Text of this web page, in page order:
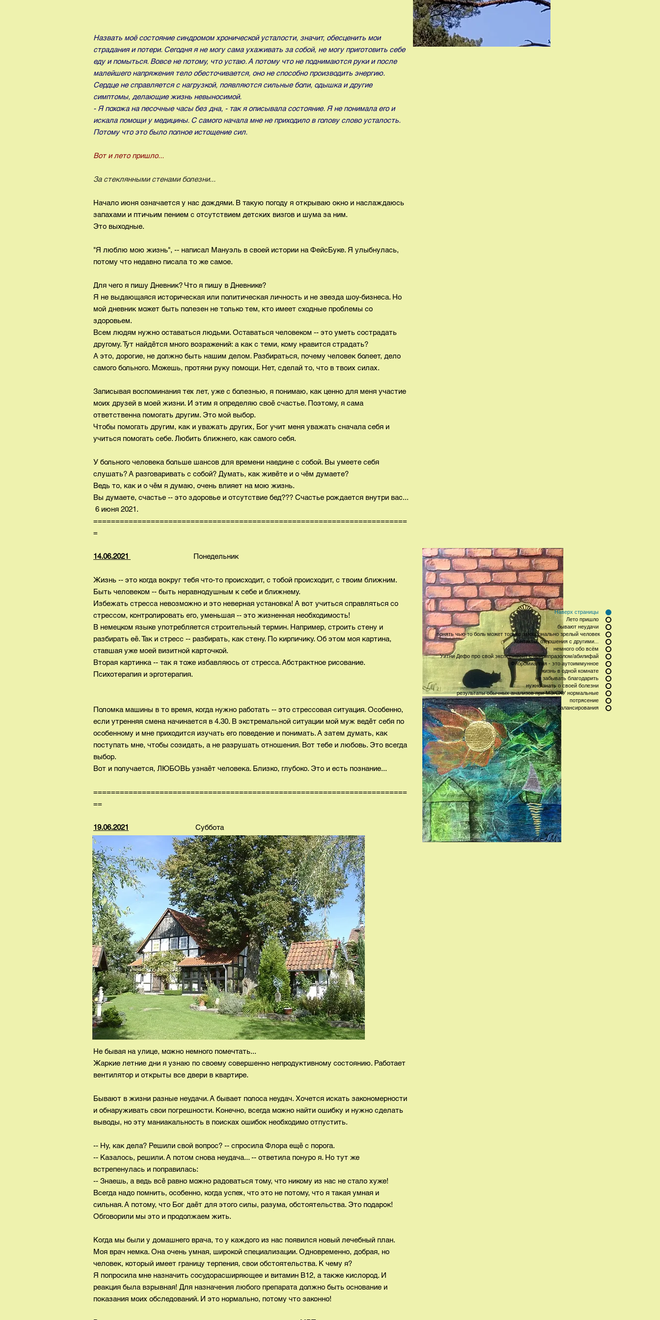
Наверх страницы
Лето пришло
бывают неудачи
понять чью-то боль может только эмоционально зрелый человек
Контакты, отношения с другими...
немного обо всём
Уитни Дефо про свой эксперимент с арипипразолом/абилифай
Фибромиалгия - это аутоиммунное
жизнь в одной комнате
не забывать благодарить
нужно знать о своей болезни
результаты обычных анализов при МЭ/СХУ нормальные
потрясение
жизнь балансирования
Назвать моё состояние синдромом хронической усталости, значит, обесценить мои
страдания и потери. Сегодня я не могу сама ухаживать за собой, не могу приготовить себе
еду и помыться. Вовсе не потому, что устаю. А потому что не поднимаются руки и после
малейшего напряжения тело обесточивается, оно не способно производить энергию.
Сердце не справляется с нагрузкой, появляются сильные боли, одышка и другие
симптомы, делающие жизнь невыносимой.
- Я похожа на песочные часы без дна, - так я описывала состояние. Я не понимала его и
искала помощи у медицины. С самого начала мне не приходило в голову слово усталость.
Потому что это было полное истощение сил.
Вот и лето пришло...
За стеклянными стенами болезни...
Начало июня означается у нас дождями. В такую погоду я открываю окно и наслаждаюсь
запахами и птичьим пением с отсутствием детских визгов и шума за ним.
Это выходные.
"Я люблю мою жизнь", -- написал Мануэль в своей истории на ФейсБуке. Я улыбнулась,
потому что недавно писала то же самое.
Для чего я пишу Дневник? Что я пишу в Дневнике?
Я не выдающаяся историческая или политическая личность и не звезда шоу-бизнеса. Но
мой дневник может быть полезен не только тем, кто имеет сходные проблемы со
здоровьем.
Всем людям нужно оставаться людьми. Оставаться человеком -- это уметь сострадать
другому. Тут найдётся много возражений: а как с теми, кому нравится страдать?
А это, дорогие, не должно быть нашим делом. Разбираться, почему человек болеет, дело
самого больного. Можешь, протяни руку помощи. Нет, сделай то, что в твоих силах.
Записывая воспоминания тех лет, уже с болезнью, я понимаю, как ценно для меня участие
моих друзей в моей жизни. И этим я определяю своё счастье. Поэтому, я сама
ответственна помогать другим. Это мой выбор.
Чтобы помогать другим, как и уважать других, Бог учит меня уважать сначала себя и
учиться помогать себе. Любить ближнего, как самого себя.
У больного человека больше шансов для времени наедине с собой. Вы умеете себя
слушать? А разговаривать с собой? Думать, как живёте и о чём думаете?
Ведь то, как и о чём я думаю, очень влияет на мою жизнь.
Вы думаете, счастье -- это здоровье и отсутствие бед??? Счастье рождается внутри вас...
6 июня 2021.
=======================================================================
=
14.06.2021 Понедельник
Жизнь -- это когда вокруг тебя что-то происходит, с тобой происходит, с твоим ближним.
Быть человеком -- быть неравнодушным к себе и ближнему.
Избежать стресса невозможно и это неверная установка! А вот учиться справляться со
стрессом, контролировать его, уменьшая -- это жизненная необходимость!
В немецком языке употребляется строительный термин. Например, строить стену и
разбирать её. Так и стресс -- разбирать, как стену. По кирпичику. Об этом моя картина,
ставшая уже моей визитной карточкой.
Вторая картинка -- так я тоже избавляюсь от стресса. Абстрактное рисование.
Психотерапия и эрготерапия.
Поломка машины в то время, когда нужно работать -- это стрессовая ситуация. Особенно,
если утренняя смена начинается в 4.30. В экстремальной ситуации мой муж ведёт себя по
особенному и мне приходится изучать его поведение и понимать. А затем думать, как
поступать мне, чтобы созидать, а не разрушать отношения. Вот тебе и любовь. Это всегда
выбор.
Вот и получается, ЛЮБОВЬ узнаёт человека. Близко, глубоко. Это и есть познание...
=======================================================================
==
19.06.2021 Суббота
Не бывая на улице, можно немного помечтать...
Жаркие летние дни я узнаю по своему совершенно непродуктивному состоянию. Работает
вентилятор и открыты все двери в квартире.
Бывают в жизни разные неудачи. А бывает полоса неудач. Хочется искать закономерности
и обнаруживать свои погрешности. Конечно, всегда можно найти ошибку и нужно сделать
выводы, но эту маниакальность в поисках ошибок необходимо отпустить.
-- Ну, как дела? Решили свой вопрос? -- спросила Флора ещё с порога.
-- Казалось, решили. А потом снова неудача... -- ответила понуро я. Но тут же
встрепенулась и поправилась:
-- Знаешь, а ведь всё равно можно радоваться тому, что никому из нас не стало хуже!
Всегда надо помнить, особенно, когда успех, что это не потому, что я такая умная и
сильная. А потому, что Бог даёт для этого силы, разума, обстоятельства. Это подарок!
Обговорили мы это и продолжаем жить.
Когда мы были у домашнего врача, то у каждого из нас появился новый лечебный план.
Моя врач немка. Она очень умная, широкой специализации. Одновременно, добрая, но
человек, который имеет границу терпения, свои обстоятельства. К чему я?
Я попросила мне назначить сосудорасширяющее и витамин В12, а также кислород. И
реакция была взрывная! Для назначения любого препарата должно быть основание и
показания моих обследований. И это нормально, потому что законно!